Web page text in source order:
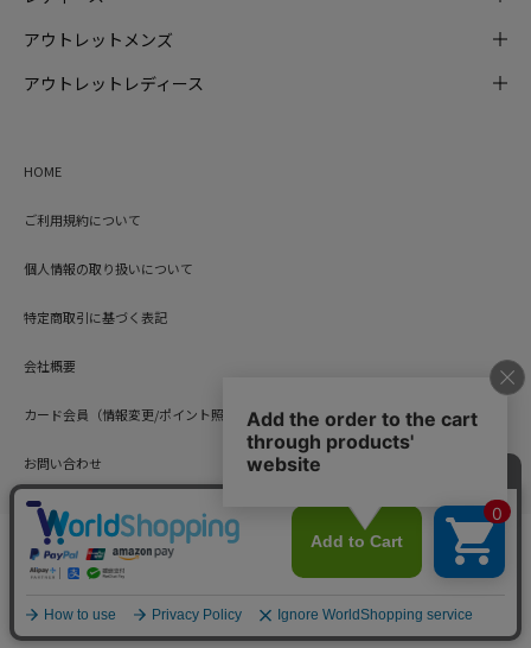
アウトレットメンズ
アウトレットレディース
HOME
ご利用規約について
個人情報の取り扱いについて
特定商取引に基づく表記
会社概要
カード会員（情報変更/ポイント照会）
お問い合わせ
Copyright © HARUYAMA TRADING CO.,LTD. All Rights Reserved.